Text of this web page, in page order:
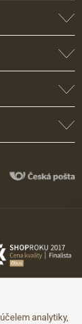
analytiky,